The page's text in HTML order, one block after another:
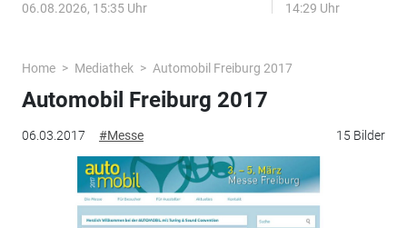
06.08.2026, 15:35 Uhr
14:29 Uhr
Home Mediathek Automobil Freiburg 2017
06.03.2017 #Messe 15 Bilder
Automobil Freiburg 2017